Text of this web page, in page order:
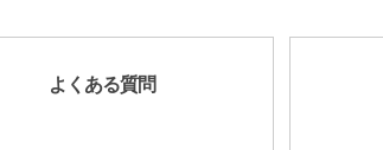
よくある質問